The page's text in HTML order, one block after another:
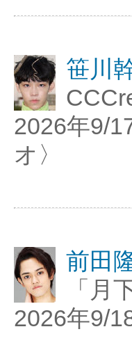
笹川
2026年9/
オ〉
前田
「月
2026年9/